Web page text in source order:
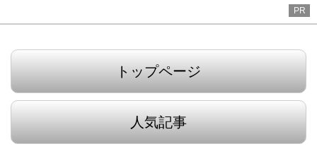
PR
トップページ
人気記事